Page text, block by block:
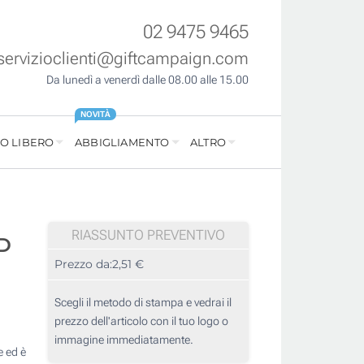
02 9475 9465
Da lunedì a venerdì dalle 08.00 alle 15.00
LIBERO ABBIGLIAMENTO
NOVITÀ
ALTRO
ed è
RIASSUNTO PREVENTIVO
Prezzo da:2,51 €
Scegli il metodo di stampa e vedrai il
prezzo dell'articolo con il tuo logo o
immagine immediatamente.